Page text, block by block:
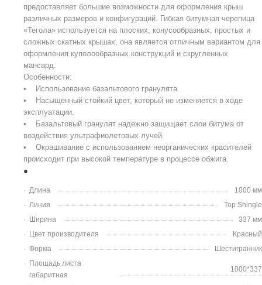
предоставляет большие возможности для оформления крыш
различных размеров и конфигураций. Гибкая битумная черепица
«Тегола» используется на плоских, конусообразных, простых и
сложных скатных крышах, она является отличным вариантом для
оформления куполообразных конструкций и скругленных
мансард.
Особенности:
• Использование базальтового гранулята.
• Насыщенный стойкий цвет, который не изменяется в ходе
эксплуатации.
• Базальтовый гранулят надежно защищает слои битума от
воздействия ультрафиолетовых лучей.
• Окрашивание с использованием неорганических красителей
происходит при высокой температуре в процессе обжига.
Длина
1000 мм
Линия
Top Shingle
Ширина
337 мм
Цвет производителя
Красный
Форма
Шестигранник
Площадь листа
габаритная
1000*337